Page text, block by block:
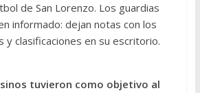
de San Lorenzo. Los guardias
informado: dejan notas con los
y clasificaciones en su escritorio.
tuvieron como objetivo al